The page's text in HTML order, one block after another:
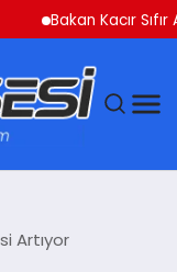
Bakan Kacır Sıfır
Artıyor